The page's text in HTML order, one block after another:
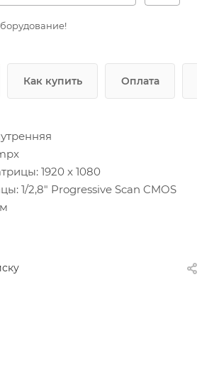
Как купить Оплата
1920 x 1080
1/2,8" Progressive Scan CMOS